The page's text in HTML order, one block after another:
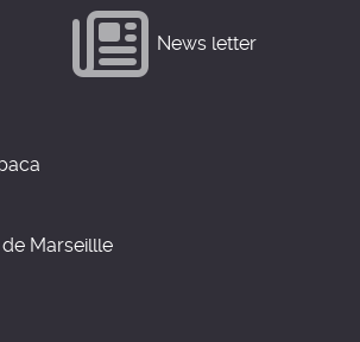
News letter
Marseillle